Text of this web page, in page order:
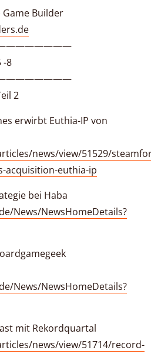
Game Builder
-8
2
erwirbt Euthia-IP von
news/view/51529/
acquisition-euthia-ip
bei Haba
News/NewsHomeDetails?
News/NewsHomeDetails?
mit Rekordquartal
news/view/51714/record-